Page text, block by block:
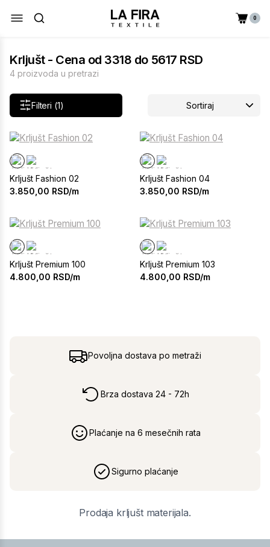
0
Krljušt - Cena od 3318 do 5617 RSD
4 proizvoda u pretrazi
Filteri (1) Sortiraj
Krljušt Fashion 02
3.850,00 RSD/m
Krljušt Fashion 04
3.850,00 RSD/m
Krljušt Premium 100
4.800,00 RSD/m
Krljušt Premium 103
4.800,00 RSD/m
Povoljna dostava po metraži
Brza dostava 24 - 72h
Plaćanje na 6 mesečnih rata
Sigurno plaćanje
Prodaja krljušt materijala.